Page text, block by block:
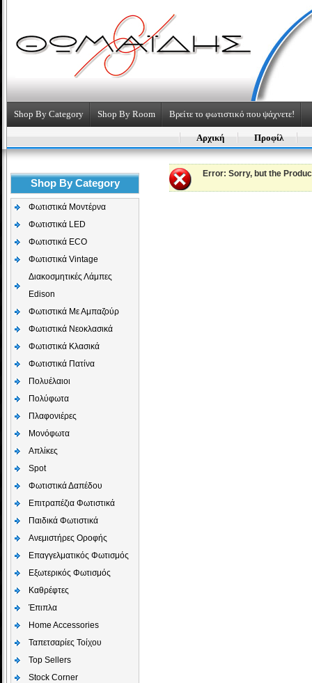
Shop By Category Shop By Room Βρείτε το φωτιστικό που ψάχνετε!
Αρχική Προφίλ
Shop By Category
Φωτιστικά Μοντέρνα
Φωτιστικά LED
Φωτιστικά ECO
Φωτιστικά Vintage
Διακοσμητικές Λάμπες
Edison
Φωτιστικά Με Αμπαζούρ
Φωτιστικά Νεοκλασικά
Φωτιστικά Κλασικά
Φωτιστικά Πατίνα
Πολυέλαιοι
Πολύφωτα
Πλαφονιέρες
Μονόφωτα
Απλίκες
Spot
Φωτιστικά Δαπέδου
Επιτραπέζια Φωτιστικά
Παιδικά Φωτιστικά
Aνεμιστήρες Οροφής
Επαγγελματικός Φωτισμός
Εξωτερικός Φωτισμός
Καθρέφτες
Έπιπλα
Home Accessories
Ταπετσαρίες Τοίχου
Top Sellers
Stock Corner
Error: Sorry, but the